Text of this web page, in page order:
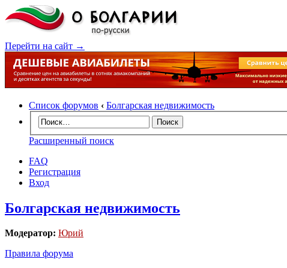
Перейти на сайт →
Список форумов ‹ Болгарская недвижимость
Расширенный поиск
FAQ
Регистрация
Вход
Болгарская недвижимость
Модератор: Юрий
Правила форума